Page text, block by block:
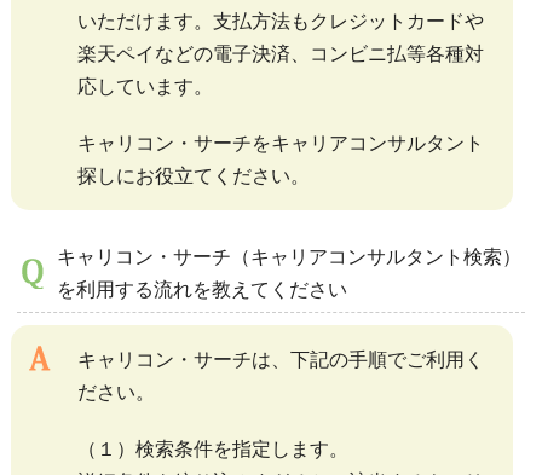
いただけます。支払方法もクレジットカードや
楽天ペイなどの電子決済、コンビニ払等各種対
応しています。
キャリコン・サーチをキャリアコンサルタント
探しにお役立てください。
キャリコン・サーチ（キャリアコンサルタント検索）
を利用する流れを教えてください
キャリコン・サーチは、下記の手順でご利用く
ださい。
（１）検索条件を指定します。